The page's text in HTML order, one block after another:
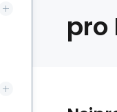
pro